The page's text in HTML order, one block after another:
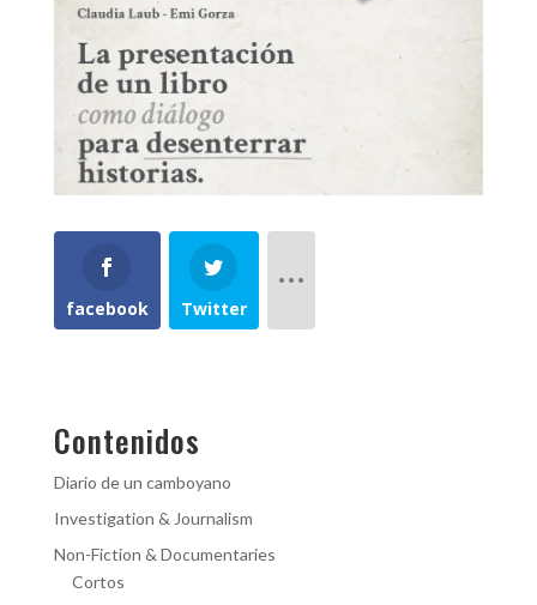
facebook Twitter
Contenidos
Diario de un camboyano
Investigation & Journalism
Non-Fiction & Documentaries
Cortos